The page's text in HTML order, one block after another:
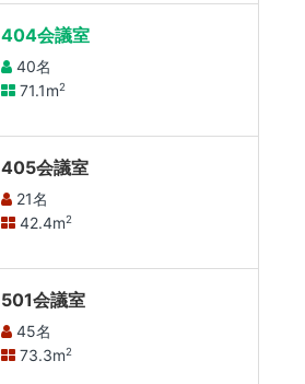
404会議室
40名
71.1m2
405会議室
21名
42.4m2
501会議室
45名
73.3m2